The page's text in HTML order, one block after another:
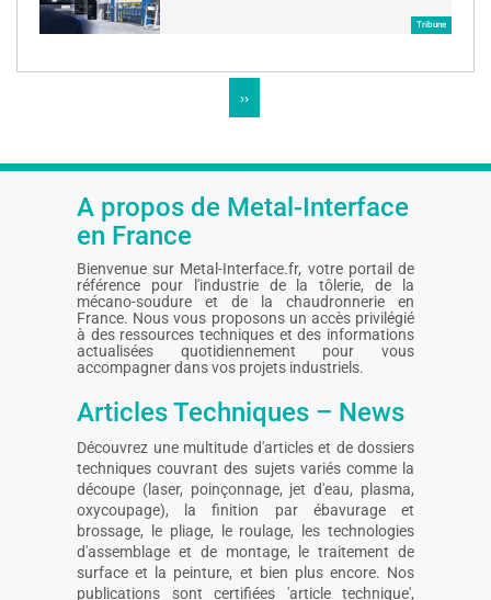
Tribune
Page
suivante
››
A propos de Metal-Interface
en France
Bienvenue sur Metal-Interface.fr, votre portail de
référence pour l'industrie de la tôlerie, de la
mécano-soudure et de la chaudronnerie en
France. Nous vous proposons un accès privilégié
à des ressources techniques et des informations
actualisées quotidiennement pour vous
accompagner dans vos projets industriels.
Articles Techniques – News
Découvrez une multitude d'articles et de dossiers
techniques couvrant des sujets variés comme la
découpe (laser, poinçonnage, jet d'eau, plasma,
oxycoupage), la finition par ébavurage et
brossage, le pliage, le roulage, les technologies
d'assemblage et de montage, le traitement de
surface et la peinture, et bien plus encore. Nos
publications sont certifiées 'article technique',